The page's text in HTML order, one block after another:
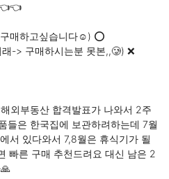
매하고싶습니다☺️) ⭕️
-> 구매하시는분 못본,,🥲) ❌
외부동산 합격발표가 나와서 2주
들은 한국집에 보관하려하는데 7월
서 있다와서 7,8월은 휴식기가 될
빠른 구매 추천드려요 대신 남은 2